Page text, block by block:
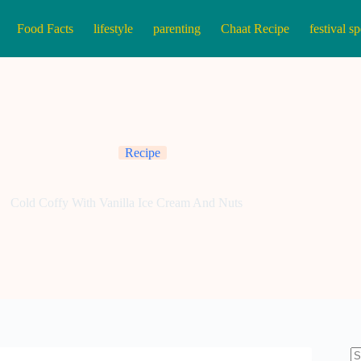
Food Facts lifestyle parenting Chaat Recipe festival
Recipe
Cold Coffy With Vanilla Ice Cream And Nuts